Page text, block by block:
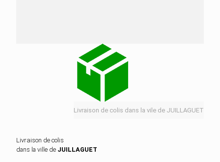
Livraison de colis dans la vile de JUILLAGUET
Livraison de colis
dans la ville de JUILLAGUET